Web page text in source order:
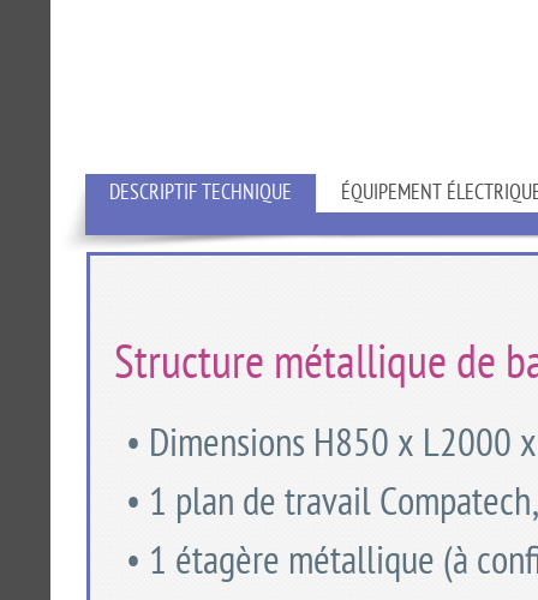
DESCRIPTIF TECHNIQUE ÉQUIPEMENT
Structure métallique de
• Dimensions H850 x L2000
• 1 plan de travail Compatech,
• 1 étagère métallique (à